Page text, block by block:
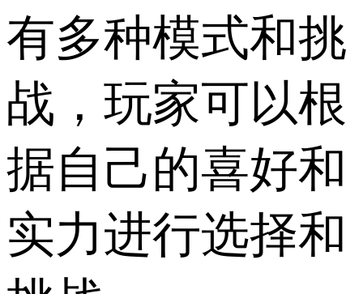
有多种模式和挑
战，玩家可以根
据自己的喜好和
实力进行选择和